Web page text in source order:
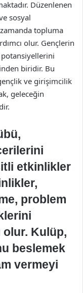
Düzenlenen
sosyal
topluma
olur. Gençlerin
biridir. Bu
ve girişimcilik
geleceğin
etkinlikler
problem
olur. Kulüp,
beslemek
vermeyi